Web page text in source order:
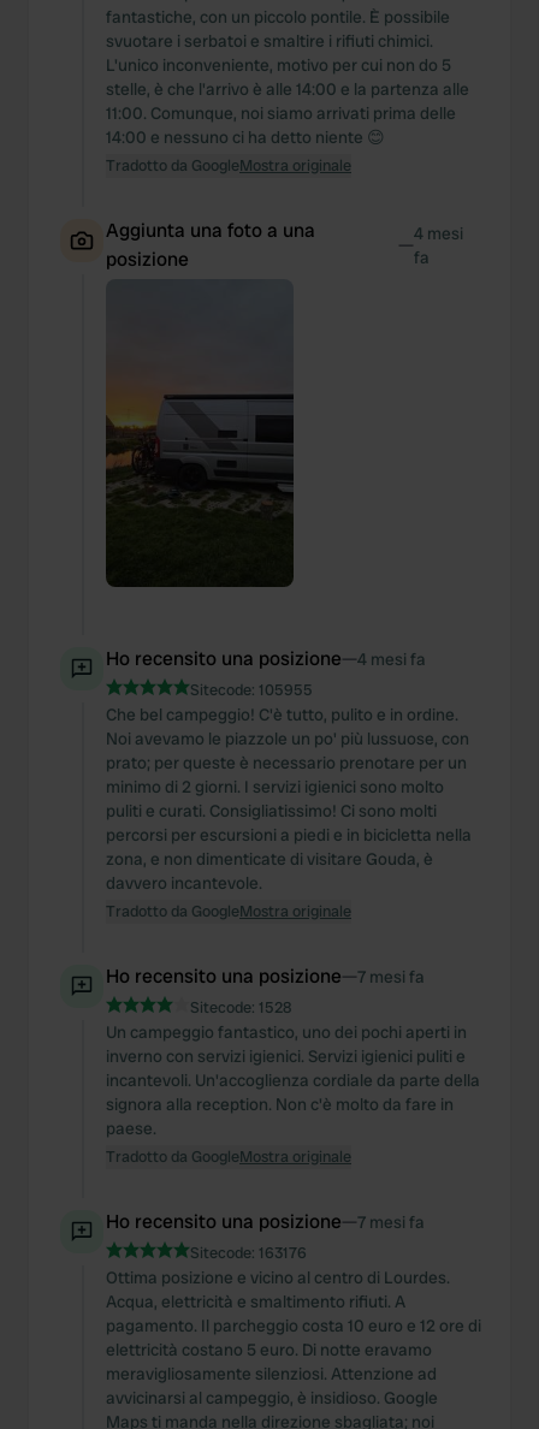
fantastiche, con un piccolo pontile. È possibile
svuotare i serbatoi e smaltire i rifiuti chimici.
L'unico inconveniente, motivo per cui non do 5
stelle, è che l'arrivo è alle 14:00 e la partenza alle
11:00. Comunque, noi siamo arrivati prima delle
14:00 e nessuno ci ha detto niente 😊
Tradotto da GoogleMostra originale
Aggiunta una foto a una
posizione
—4 mesi
fa
Ho recensito una posizione—4 mesi fa
Sitecode: 105955
Che bel campeggio! C'è tutto, pulito e in ordine.
Noi avevamo le piazzole un po' più lussuose, con
prato; per queste è necessario prenotare per un
minimo di 2 giorni. I servizi igienici sono molto
puliti e curati. Consigliatissimo! Ci sono molti
percorsi per escursioni a piedi e in bicicletta nella
zona, e non dimenticate di visitare Gouda, è
davvero incantevole.
Tradotto da GoogleMostra originale
Ho recensito una posizione—7 mesi fa
Sitecode: 1528
Un campeggio fantastico, uno dei pochi aperti in
inverno con servizi igienici. Servizi igienici puliti e
incantevoli. Un'accoglienza cordiale da parte della
signora alla reception. Non c'è molto da fare in
paese.
Tradotto da GoogleMostra originale
Ho recensito una posizione—7 mesi fa
Sitecode: 163176
Ottima posizione e vicino al centro di Lourdes.
Acqua, elettricità e smaltimento rifiuti. A
pagamento. Il parcheggio costa 10 euro e 12 ore di
elettricità costano 5 euro. Di notte eravamo
meravigliosamente silenziosi. Attenzione ad
avvicinarsi al campeggio, è insidioso. Google
Maps ti manda nella direzione sbagliata; noi